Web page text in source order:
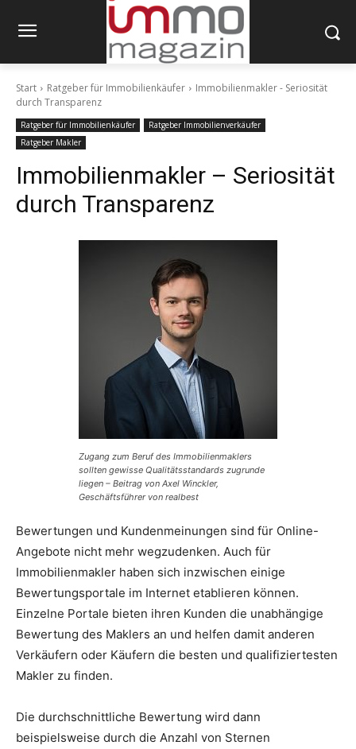
Start Ratgeber für Immobilienkäufer
Immobilienmakler - Seriosität
durch Transparenz
Ratgeber für Immobilienkäufer
Ratgeber Immobilienverkäufer
Ratgeber Makler
Immobilienmakler – Seriosität
durch Transparenz
Zugang zum Beruf des Immobilienmaklers
sollten gewisse Qualitätsstandards zugrunde
liegen – Beitrag von Axel Winckler,
Geschäftsführer von realbest
Bewertungen und Kundenmeinungen sind für Online-
Angebote nicht mehr wegzudenken. Auch für
Immobilienmakler haben sich inzwischen einige
Bewertungsportale im Internet etablieren können.
Einzelne Portale bieten ihren Kunden die unabhängige
Bewertung des Maklers an und helfen damit anderen
Verkäufern oder Käufern die besten und qualifiziertesten
Makler zu finden.
Die durchschnittliche Bewertung wird dann
beispielsweise durch die Anzahl von Sternen